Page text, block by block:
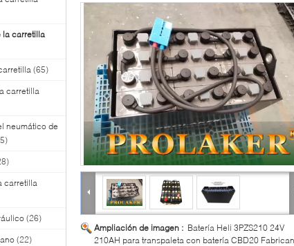
la carretilla
(65)
carretilla
neumático de
carretilla
(26)
(22)
Ampliación de imagen : Batería Heli 3PZS210 24V
210AH para transpaleta con batería CBD20